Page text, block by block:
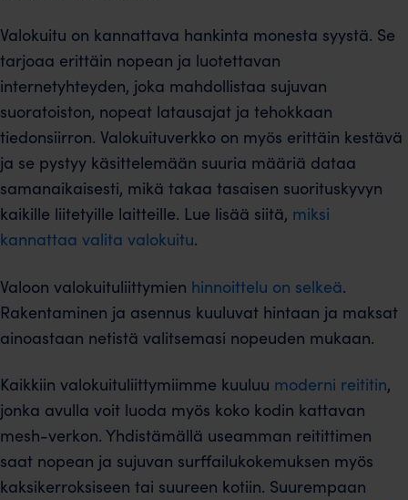
Valokuitu on kannattava hankinta monesta syystä. Se
tarjoaa erittäin nopean ja luotettavan
internetyhteyden, joka mahdollistaa sujuvan
suoratoiston, nopeat latausajat ja tehokkaan
tiedonsiirron. Valokuituverkko on myös erittäin kestävä
ja se pystyy käsittelemään suuria määriä dataa
samanaikaisesti, mikä takaa tasaisen suorituskyvyn
kaikille liitetyille laitteille. Lue lisää siitä, miksi
kannattaa valita valokuitu.
Valoon valokuituliittymien hinnoittelu on selkeä.
Rakentaminen ja asennus kuuluvat hintaan ja maksat
ainoastaan netistä valitsemasi nopeuden mukaan.
Kaikkiin valokuituliittymiimme kuuluu moderni reititin,
jonka avulla voit luoda myös koko kodin kattavan
mesh-verkon. Yhdistämällä useamman reitittimen
saat nopean ja sujuvan surffailukokemuksen myös
kaksikerroksiseen tai suureen kotiin. Suurempaan